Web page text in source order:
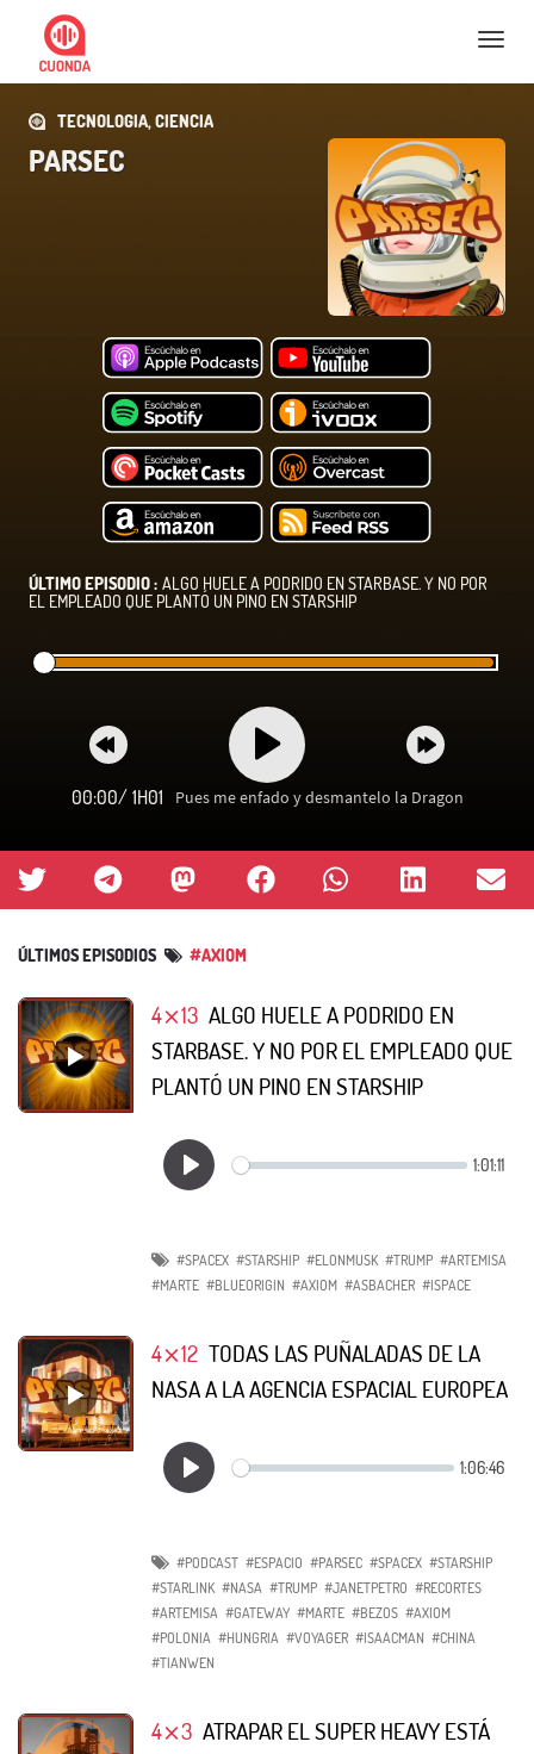
Nav
TECNOLOGIA, CIENCIA
PARSEC
ÚLTIMO EPISODIO : ALGO HUELE A PODRIDO EN STARBASE. Y NO POR
EL EMPLEADO QUE PLANTÓ UN PINO EN STARSHIP
00:00/ 1H01 Pues me enfado y desmantelo la Dragon
ÚLTIMOS EPISODIOS #AXIOM
4⨯13 ALGO HUELE A PODRIDO EN
STARBASE. Y NO POR EL EMPLEADO QUE
PLANTÓ UN PINO EN STARSHIP
#SPACEX #STARSHIP #ELONMUSK #TRUMP #ARTEMISA
#MARTE #BLUEORIGIN #AXIOM #ASBACHER #ISPACE
4⨯12 TODAS LAS PUÑALADAS DE LA
NASA A LA AGENCIA ESPACIAL EUROPEA
#PODCAST #ESPACIO #PARSEC #SPACEX #STARSHIP
#STARLINK #NASA #TRUMP #JANETPETRO #RECORTES
#ARTEMISA #GATEWAY #MARTE #BEZOS #AXIOM
#POLONIA #HUNGRIA #VOYAGER #ISAACMAN #CHINA
#TIANWEN
4⨯3 ATRAPAR EL SUPER HEAVY ESTÁ